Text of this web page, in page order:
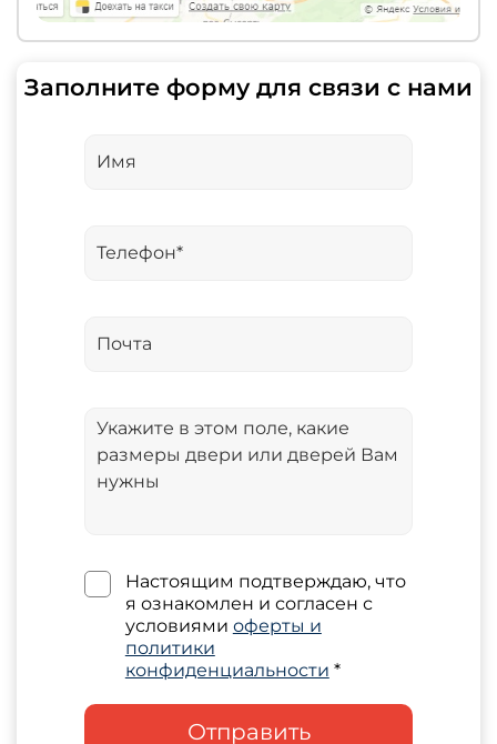
Заполните форму для связи с нами
Настоящим подтверждаю, что
я ознакомлен и согласен с
условиями оферты и
политики
конфиденциальности *
Отправить